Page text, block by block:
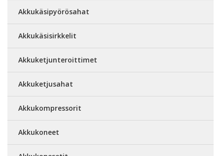
Akkukäsipyörösahat
Akkukäsisirkkelit
Akkuketjunteroittimet
Akkuketjusahat
Akkukompressorit
Akkukoneet